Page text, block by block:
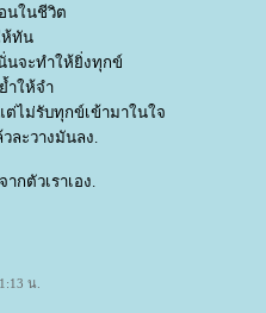
นในชีวิต
ห้ทัน
นจะทำให้ยิ่งทุกข์
ำให้จำ
ไม่รับทุกข์เข้ามาในใจ
ละวางมันลง.
กตัวเราเอง.
น.